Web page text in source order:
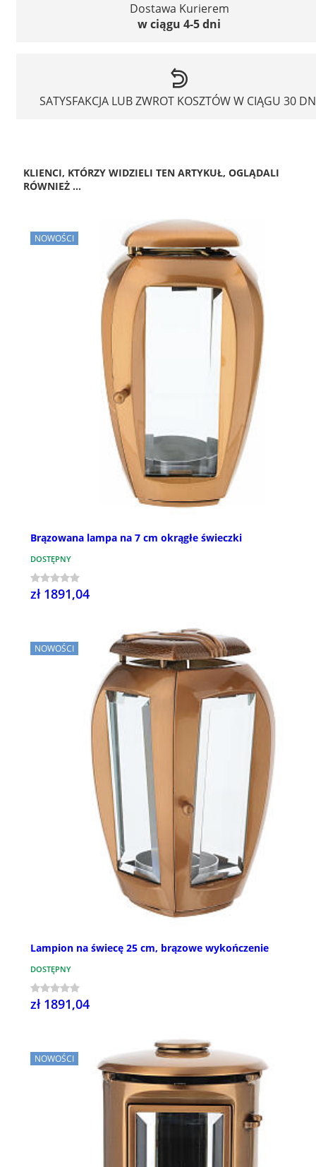
Dostawa Kurierem
w ciągu 4-5 dni
SATYSFAKCJA LUB ZWROT KOSZTÓW W CIĄGU 30
KLIENCI, KTÓRZY WIDZIELI TEN ARTYKUŁ, OGLĄDALI
RÓWNIEŻ ...
NOWOŚCI
Brązowana lampa na 7 cm okrągłe świeczki
DOSTĘPNY
zł 1891,04
NOWOŚCI
Lampion na świecę 25 cm, brązowe wykończenie
DOSTĘPNY
zł 1891,04
NOWOŚCI